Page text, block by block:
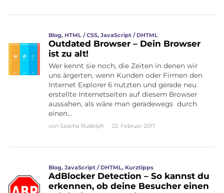
Blog, HTML / CSS,JavaScript / DHTML
Outdated Browser – Dein Browser
ist zu alt!
Wer kennt sie noch, die Zeiten in denen wir
uns ärgerten, wenn Kunden oder Firmen den
Internet Explorer 6 nutzten und gerade neu
erstellte Internetseiten auf diesem Browser
aussahen, als wäre man geradewegs durch
einen…
vonSascha Rudolph 22. Februar 2017
Blog,JavaScript / DHTML, Kurztipps
AdBlocker Detection – So kannst du
erkennen, ob deine Besucher einen